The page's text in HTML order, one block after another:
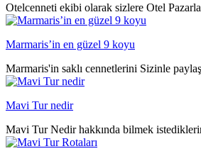
Otelcenneti ekibi olarak sizlere Otel
Marmaris’in en güzel 9 koyu
Marmaris'in saklı cennetlerini Sizinle
Mavi Tur nedir
Mavi Tur Nedir hakkında bilmek